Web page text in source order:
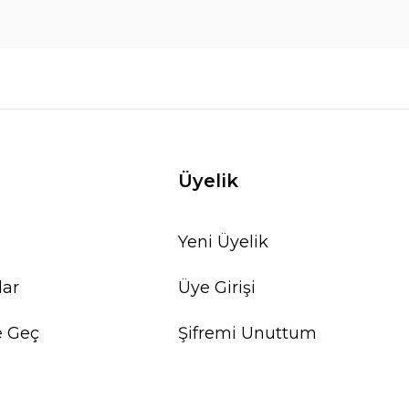
Geç
Üyelik
Yeni Üyelik
Üye Girişi
Şifremi Unuttum